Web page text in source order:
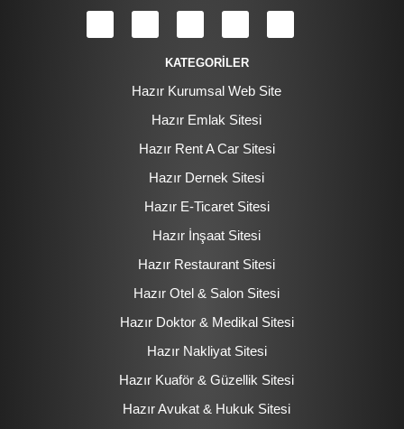
KATEGORİLER
Hazır Kurumsal Web Site
Hazır Emlak Sitesi
Hazır Rent A Car Sitesi
Hazır Dernek Sitesi
Hazır E-Ticaret Sitesi
Hazır İnşaat Sitesi
Hazır Restaurant Sitesi
Hazır Otel & Salon Sitesi
Hazır Doktor & Medikal Sitesi
Hazır Nakliyat Sitesi
Hazır Kuaför & Güzellik Sitesi
Hazır Avukat & Hukuk Sitesi